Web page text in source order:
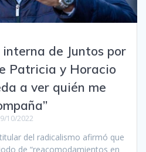
de Juntos por
Patricia y Horacio
a ver quién me
10/2022
del radicalismo afirmó que
de “reacomodamientos en